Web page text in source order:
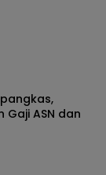
Gaji ASN dan